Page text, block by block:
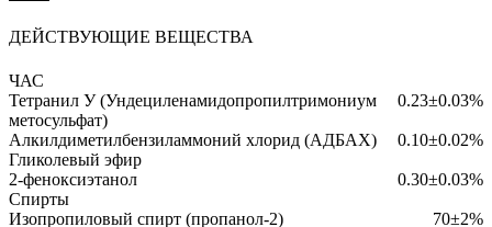
ДЕЙСТВУЮЩИЕ ВЕЩЕСТВА
ЧАС
Тетранил У (Ундециленамидопропилтримониум
метосульфат)
0.23±0.03%
Алкилдиметилбензиламмоний хлорид (АДБАХ)
0.10±0.02%
Гликолевый эфир
2-феноксиэтанол
0.30±0.03%
Спирты
Изопропиловый спирт (пропанол-2)
70±2%